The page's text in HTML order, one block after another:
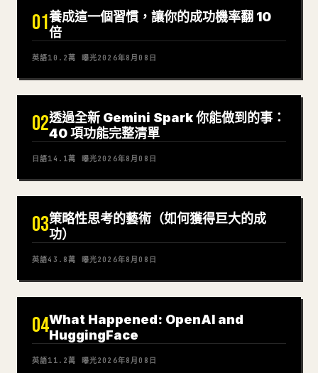
01養成這一個習慣，讓你的成功機率翻 10
倍
英語10.2萬 曝光2026年8月08日
02透過全新 Gemini Spark 你能做到的事：
40 項功能完整清單
日語14.1萬 曝光2026年8月08日
03策略性思考的藝術（如何獲得巨大的成
功）
英語43.8萬 曝光2026年8月08日
04What Happened: OpenAI and
HuggingFace
英語11.2萬 曝光2026年8月08日